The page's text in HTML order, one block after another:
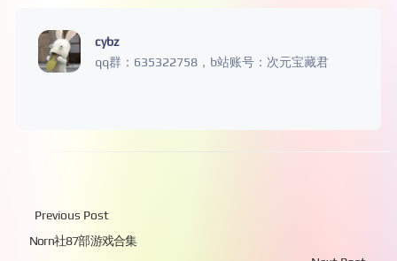
cybz
qq群：635322758，b站账号：次元宝藏君
Previous Post
Norn社87部游戏合集